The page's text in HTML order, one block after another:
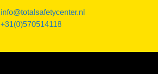
info@totalsafetycenter.nl
+31(0)570514118